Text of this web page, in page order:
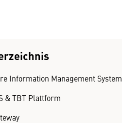
Information Management System
& TBT Plattform